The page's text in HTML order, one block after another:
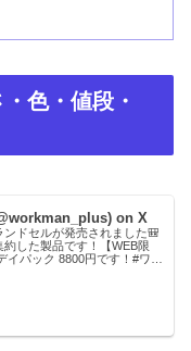
色・値段・
on X
ドセルが発売されました🎒
した製品です！【WEB限
イパック 8800円です！#ワー